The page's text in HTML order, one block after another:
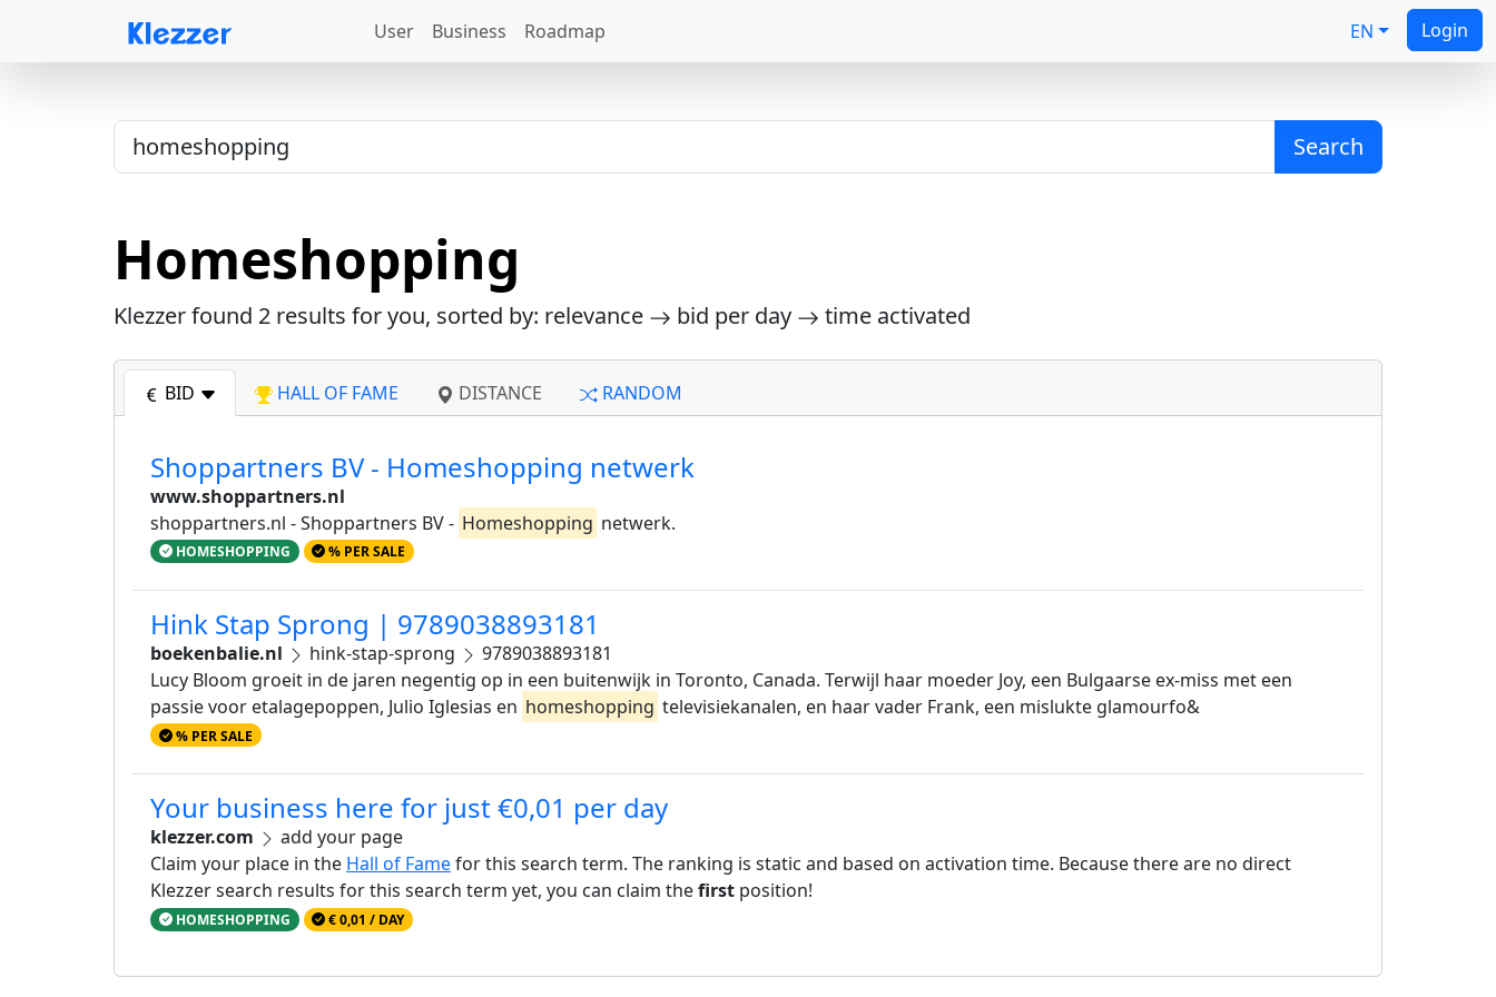
User Business Roadmap EN Login
Search
Homeshopping
Klezzer found 2 results for you, sorted by: relevance bid per day time activated
BID HALL OF FAME DISTANCE RANDOM
Shoppartners BV - Homeshopping netwerk
www.shoppartners.nl
shoppartners.nl - Shoppartners BV - Homeshopping netwerk.
HOMESHOPPING % PER SALE
Hink Stap Sprong | 9789038893181
boekenbalie.nl hink-stap-sprong
9789038893181
Lucy Bloom groeit in de jaren negentig op in een buitenwijk in Toronto, Canada. Terwijl haar moeder Joy, een Bulgaarse ex-miss met een
passie voor etalagepoppen, Julio Iglesias en homeshopping televisiekanalen, en haar vader Frank, een mislukte glamourfo&
% PER SALE
Your business here for just €0,01 per day
klezzer.com
add your page
Claim your place in the Hall of Famefor this search term. The ranking is static and based on activation time. Because there are no direct
Klezzer search results for this search term yet, you can claim thefirst position!
HOMESHOPPING € 0,01 / DAY